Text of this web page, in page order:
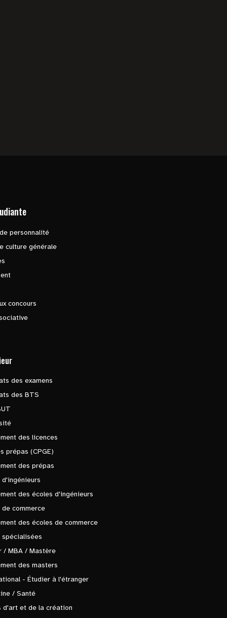
personnalité
culture générale
concours
des examens
des BTS
des licences
prépas (CPGE)
des prépas
d'ingénieurs
des écoles d'ingénieurs
de commerce
des écoles de commerce
spécialisées
/ MBA / Mastère
des masters
- Étudier à l'étranger
/ Santé
d'art et de la création